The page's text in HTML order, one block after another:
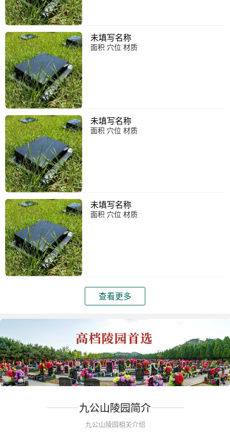
未填写名称
面积 穴位 材质
未填写名称
面积 穴位 材质
未填写名称
面积 穴位 材质
查看更多
九公山陵园简介
九公山陵园相关介绍